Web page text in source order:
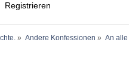
Registrieren
» Andere Konfessionen » An alle